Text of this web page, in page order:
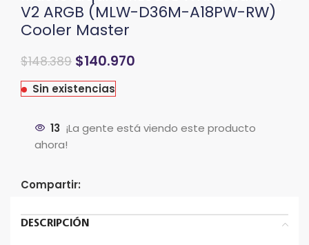
V2 ARGB (MLW-D36M-A18PW-RW)
Cooler Master
El
original
$148.389El
actual
$140.970
Sin existencias
13 ¡La gente está viendo este producto
ahora!
Compartir:
DESCRIPCIÓN